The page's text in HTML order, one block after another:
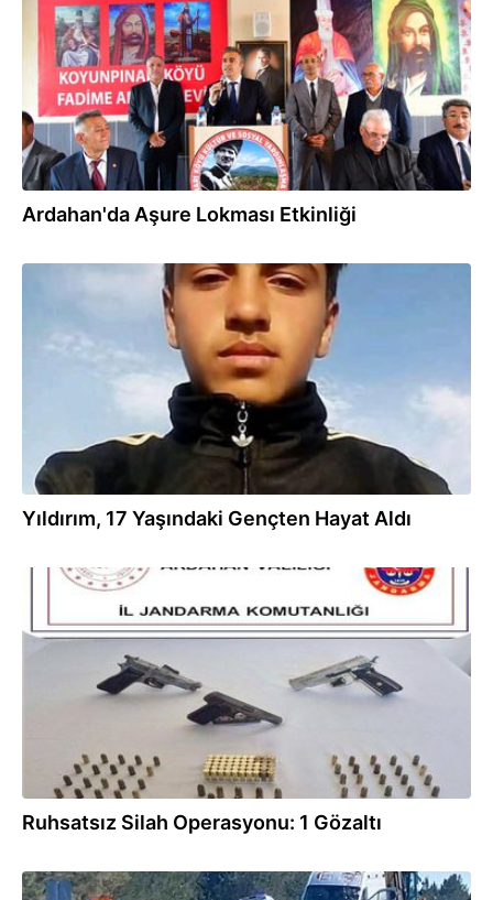
Ardahan'da Aşure Lokması Etkinliği
Yıldırım, 17 Yaşındaki Gençten Hayat Aldı
13.04.2025
Ruhsatsız Silah Operasyonu: 1 Gözaltı
24.03.2025